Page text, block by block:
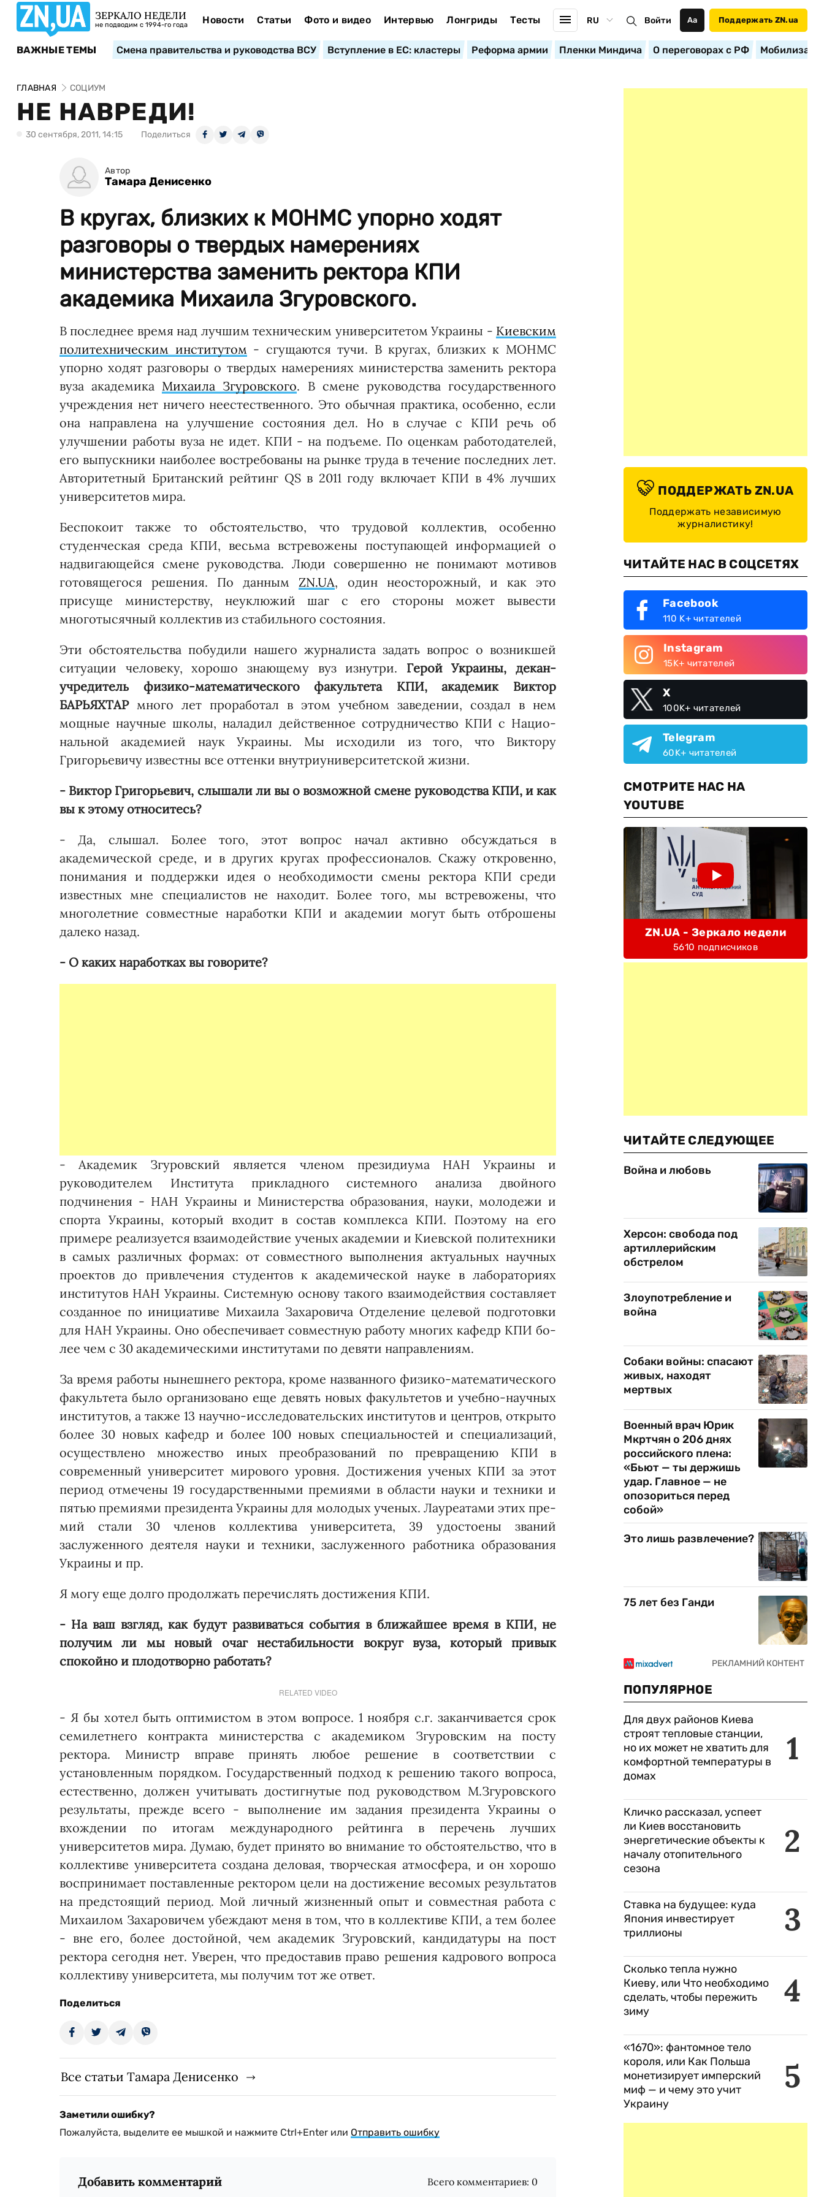
ЗЕРКАЛО НЕДЕЛИ
не подводим с 1994-го года Новости Статьи Фото и видео Интервью Лонгриды Тесты RU Войти Аа Поддержать ZN.ua
ВАЖНЫЕ ТЕМЫ Смена правительства и руководства ВСУ Вступление в ЕС: кластеры Реформа армии Пленки Миндича О переговорах с РФ
ГЛАВНАЯ СОЦИУМ
НЕ НАВРЕДИ!
30 сентября, 2011, 14:15 Поделиться
Автор
Тамара Денисенко
В кругах, близких к МОНМС упорно ходят
разговоры о твердых намерениях
министерства заменить ректора КПИ
академика Михаила Згуровского.
В последнее время над лучшим техническим университетом Украины - Киевским
политехническим институтом- сгущаются тучи. В кругах, близких к МОНМС
упорно ходят разговоры о твердых намерениях министерства заменить ректора
вуза академика Михаила Згуровского. В смене руководства государственного
учреждения нет ничего неестественного. Это обычная практика, особенно, если
она направлена на улучшение состояния дел. Но в случае с КПИ речь об
улучшении работы вуза не идет. КПИ - на подъеме. По оценкам работодателей,
его выпускники наиболее востребованы на рынке труда в течение последних лет.
Авторитетный Британский рейтинг QS в 2011 году включает КПИ в 4% лучших
университетов мира.
Беспокоит также то обстоятельство, что трудовой коллектив, особенно
студенческая среда КПИ, весьма встревожены пос­тупающей информацией о
надвигающейся смене руководства. Люди совершенно не понимают мотивов
готовящегося решения. По даннымZN.UA, один неосторожный, и как это
присуще министерству, неуклюжий шаг с его стороны может вывести
многотысячный коллектив из стабильного состояния.
Эти обстоятельства побудили нашего журналиста задать вопрос о возникшей
ситуа­ции человеку, хорошо знающему вуз изнутри. Герой Украины, декан-
учредитель физико-математического факультета КПИ, академик Виктор
БАРЬЯХТАРмного лет про­работал в этом учебном заведении, создал в нем
мощные научные школы, наладил дейст­венное сотрудничество КПИ с Нацио­
нальной академией наук Украины. Мы исхо­ди­ли из того, что Виктору
Григорьевичу известны все оттенки внутриуниверситетской жизни.
- Виктор Григорьевич, слышали ли вы о возможной смене руководства КПИ, и как
вы к этому относитесь?
- Да, слышал. Более того, этот вопрос начал активно обсуждаться в
академической среде, и в других кругах профессионалов. Скажу откровенно,
понимания и поддержки идея о необходимости смены ректора КПИ среди
известных мне специалистов не находит. Более того, мы встревожены, что
многолетние совместные наработки КПИ и академии могут быть отброшены
далеко назад.
- О каких наработках вы говорите?
- Академик Згуровский является членом президиума НАН Украины и
руководителем Инс­ти­тута прикладного системного анализа двойного
подчинения - НАН Украины и Минис­терства образования, науки, молодежи и
спорта Украины, который входит в состав комплекса КПИ. Поэто­му на его
примере реализуется взаимо­дейст­вие ученых академии и Киевской политехники
в самых различных формах: от совместного выполнения актуальных научных
проектов до привлечения сту­дентов к академической науке в лабораториях
институтов НАН Украины. Сис­тем­ную основу такого взаимодействия составляет
созданное по инициативе Михаи­ла Захаро­вича Отде­ление целевой подготовки
для НАН Украи­ны. Оно обес­печи­вает совместную работу многих кафедр КПИ бо­
лее чем с 30 академическими институтами по девяти направлениям.
За время работы нынешнего ректора, кроме названного физико-математического
факультета было организовано еще девять новых факультетов и учебно-научных
институтов, а также 13 научно-исследовательских институтов и центров, открыто
более 30 новых кафедр и более 100 новых специальнос­тей и специализаций,
осуществлено множест­во иных преобразований по превращению КПИ в
современный университет мирового уровня. Дос­тижения ученых КПИ за этот
период отмечены 19 государст­вен­ными премиями в области науки и техники и
пятью премиями президента Украины для молодых ученых. Лауреатами этих пре­
мий стали 30 членов коллектива университета, 39 удос­тоены званий
заслуженного деятеля нау­ки и техники, заслуженного работника образования
Украины и пр.
Я могу еще долго продолжать перечислять достижения КПИ.
- На ваш взгляд, как будут развиваться события в ближайшее время в КПИ, не
получим ли мы новый очаг нестабильности вокруг вуза, который привык
спокойно и плодотворно работать?
RELATED VIDEO
- Я бы хотел быть оптимис­том в этом вопросе. 1 ноября с.г. заканчивается срок
семилетнего контракта министерства с академиком Згуровским на посту
ректора. Министр вправе принять любое решение в соответст­вии с
установленным порядком. Госу­дарст­венный подход к решению такого вопроса,
естественно, должен учитывать достигнутые под руководством М.Згуровского
результаты, прежде всего - выполнение им задания президента Ук­раины о
вхождении по итогам международного рейтинга в перечень лучших
университетов мира. Думаю, будет принято во внимание то обстоятельство, что в
коллективе университета создана деловая, творчес­кая атмосфера, и он хорошо
воспринимает поставленные ректором цели на достижение весомых результатов
на предстоящий период. Мой личный жизненный опыт и совместная работа с
Михаилом Захаровичем убеждают меня в том, что в коллективе КПИ, а тем более
- вне его, более достойной, чем академик Згуровский, кандидатуры на пост
ректора сегодня нет. Уверен, что предоставив право решения кадрового вопроса
коллективу уни­верситета, мы получим тот же ответ.
Поделиться
Все статьи Тамара Денисенко
Заметили ошибку?
Пожалуйста, выделите ее мышкой и нажмите Ctrl+Enter или Отправить ошибку
Добавить комментарий Всего комментариев: 0
ПОДДЕРЖАТЬ ZN.UA
Поддержать независимую
журналистику!
ЧИТАЙТЕ НАС В СОЦСЕТЯХ
Facebook
110 K+ читателей
Instagram
15K+ читателей
X
100K+ читателей
Telegram
60K+ читателей
СМОТРИТЕ НАС НА
YOUTUBE
ZN.UA - Зеркало недели
5610 подписчиков
ЧИТАЙТЕ СЛЕДУЮЩЕЕ
Война и любовь
Херсон: свобода под
артиллерийским
обстрелом
Злоупотребление и
война
Собаки войны: спасают
живых, находят
мертвых
Военный врач Юрик
Мкртчян о 206 днях
российского плена:
«Бьют — ты держишь
удар. Главное — не
опозориться перед
собой»
Это лишь развлечение?
75 лет без Ганди
ПОПУЛЯРНОЕ
1
Для двух районов Киева
строят тепловые станции,
но их может не хватить для
комфортной температуры в
домах
2
Кличко рассказал, успеет
ли Киев восстановить
энергетические объекты к
началу отопительного
сезона
3
Ставка на будущее: куда
Япония инвестирует
триллионы
4
Сколько тепла нужно
Киеву, или Что необходимо
сделать, чтобы пережить
зиму
5
«1670»: фантомное тело
короля, или Как Польша
монетизирует имперский
миф — и чему это учит
Украину